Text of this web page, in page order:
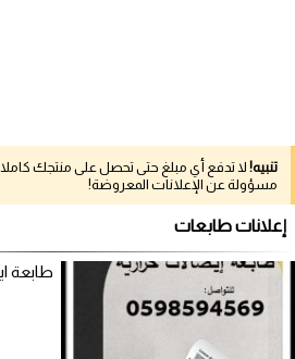
تنبيه! لا تدفع أي مبلغ حتى تحصل على منتجك
مسؤولة عن الإعلانات المعروضة!
إعلانات طابعات
طابعة